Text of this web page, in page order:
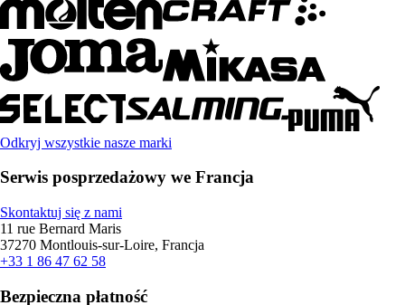
Odkryj wszystkie nasze marki
Serwis posprzedażowy we Francja
Skontaktuj się z nami
11 rue Bernard Maris
37270 Montlouis-sur-Loire, Francja
+33 1 86 47 62 58
Bezpieczna płatność